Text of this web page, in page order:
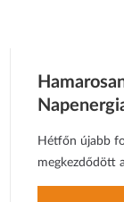
Hétfőn újabb
megkezdődött